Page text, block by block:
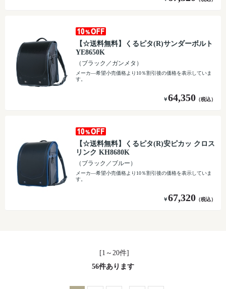
【☆送料無料】くるピタ(R)サンダーボルト
YE8650K
（ブラック／ガンメタ）
メーカ―希望小売価格より10％割引後の価格を表示していま
す。
￥64,350 （税込）
【☆送料無料】くるピタ(R)安ピカッ クロス
リンク KH8680K
（ブラック／ブルー）
メーカ―希望小売価格より10％割引後の価格を表示していま
す。
￥67,320 （税込）
[1～20件]
56件あります